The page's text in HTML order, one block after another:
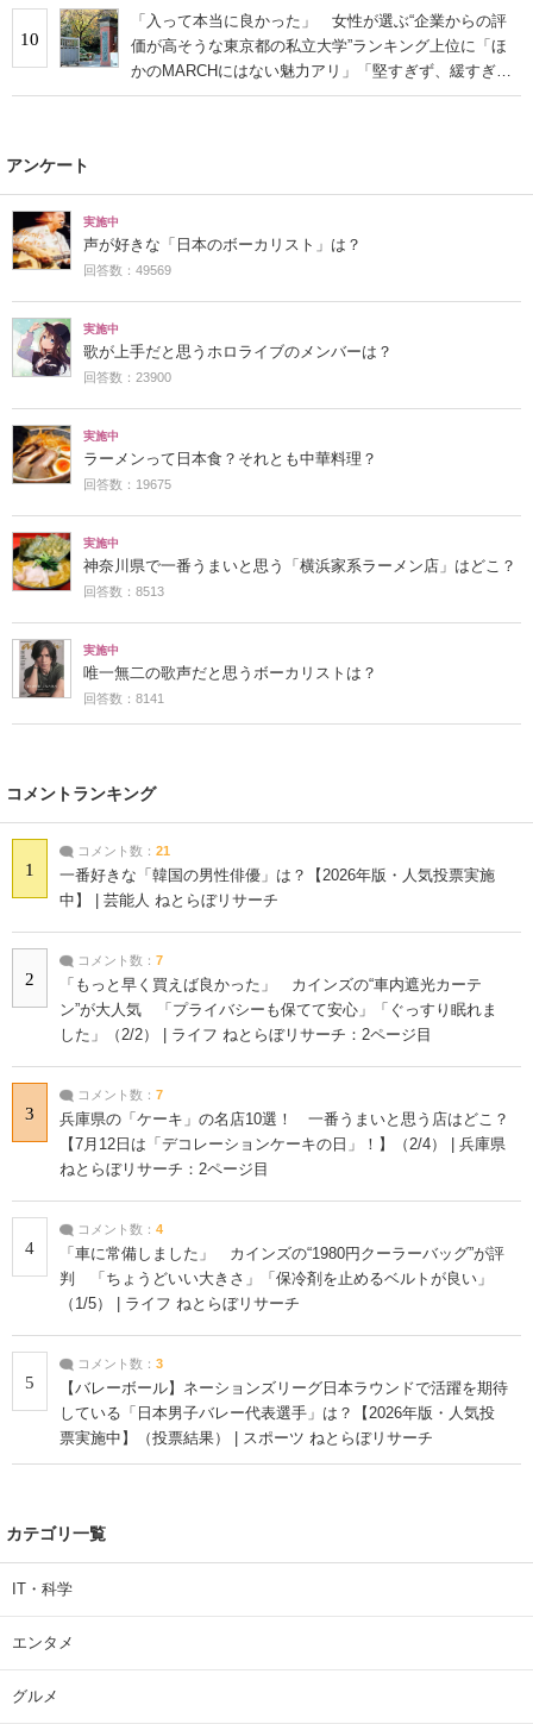
10
「入って本当に良かった」 女性が選ぶ“企業からの評
価が高そうな東京都の私立大学”ランキング上位に「ほ
かのMARCHにはない魅力アリ」「堅すぎず、緩すぎな
い」の声
アンケート
実施中
声が好きな「日本のボーカリスト」は？
回答数：49569
実施中
歌が上手だと思うホロライブのメンバーは？
回答数：23900
実施中
ラーメンって日本食？それとも中華料理？
回答数：19675
実施中
神奈川県で一番うまいと思う「横浜家系ラーメン店」はどこ？
回答数：8513
実施中
唯一無二の歌声だと思うボーカリストは？
回答数：8141
コメントランキング
1
コメント数： 21
一番好きな「韓国の男性俳優」は？【2026年版・人気投票実施
中】 | 芸能人 ねとらぼリサーチ
2
コメント数： 7
「もっと早く買えば良かった」 カインズの“車内遮光カーテ
ン”が大人気 「プライバシーも保てて安心」「ぐっすり眠れま
した」（2/2） | ライフ ねとらぼリサーチ：2ページ目
3
コメント数： 7
兵庫県の「ケーキ」の名店10選！ 一番うまいと思う店はどこ？
【7月12日は「デコレーションケーキの日」！】（2/4） | 兵庫県
ねとらぼリサーチ：2ページ目
4
コメント数： 4
「車に常備しました」 カインズの“1980円クーラーバッグ”が評
判 「ちょうどいい大きさ」「保冷剤を止めるベルトが良い」
（1/5） | ライフ ねとらぼリサーチ
5
コメント数： 3
【バレーボール】ネーションズリーグ日本ラウンドで活躍を期待
している「日本男子バレー代表選手」は？【2026年版・人気投
票実施中】（投票結果） | スポーツ ねとらぼリサーチ
カテゴリ一覧
IT・科学
エンタメ
グルメ